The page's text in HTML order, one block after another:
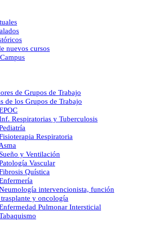
nuevos cursos
de Grupos de Trabajo
de los Grupos de Trabajo
Respiratorias y Tuberculosis
Respiratoria
y Ventilación
Vascular
Quística
intervencionista, función
y oncología
Pulmonar Intersticial